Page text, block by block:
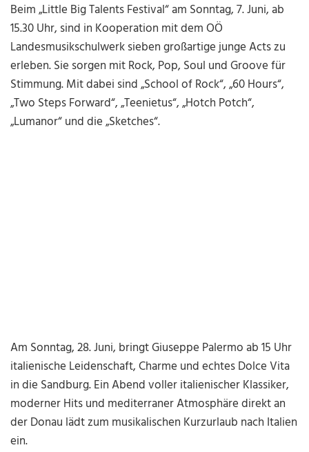
Beim „Little Big Talents Festival“ am Sonntag, 7. Juni, ab
15.30 Uhr, sind in Kooperation mit dem OÖ
Landesmusikschulwerk sieben großartige junge Acts zu
erleben. Sie sorgen mit Rock, Pop, Soul und Groove für
Stimmung. Mit dabei sind „School of Rock“, „60 Hours“,
„Two Steps Forward“, „Teenietus“, „Hotch Potch“,
„Lumanor“ und die „Sketches“.
Am Sonntag, 28. Juni, bringt Giuseppe Palermo ab 15 Uhr
italienische Leidenschaft, Charme und echtes Dolce Vita
in die Sandburg. Ein Abend voller italienischer Klassiker,
moderner Hits und mediterraner Atmosphäre direkt an
der Donau lädt zum musikalischen Kurzurlaub nach Italien
ein.